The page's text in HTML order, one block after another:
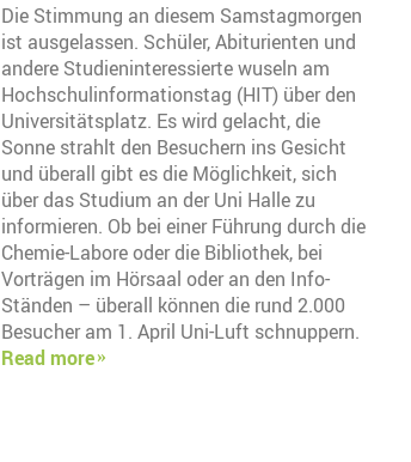
Die Stimmung an diesem Samstagmorgen
ist ausgelassen. Schüler, Abiturienten und
andere Studieninteressierte wuseln am
Hochschulinformationstag (HIT) über den
Universitätsplatz. Es wird gelacht, die
Sonne strahlt den Besuchern ins Gesicht
und überall gibt es die Möglichkeit, sich
über das Studium an der Uni Halle zu
informieren. Ob bei einer Führung durch die
Chemie-Labore oder die Bibliothek, bei
Vorträgen im Hörsaal oder an den Info-
Ständen – überall können die rund 2.000
Besucher am 1. April Uni-Luft schnuppern.
Read more